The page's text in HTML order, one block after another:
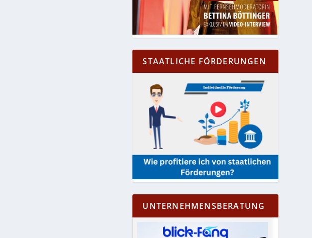
STAATLICHE FÖRDERUNGEN
UNTERNEHMENSBERATUNG